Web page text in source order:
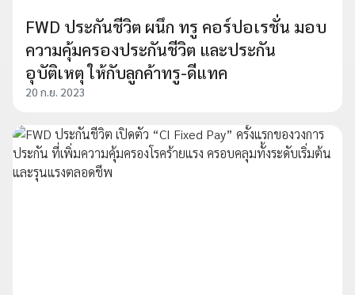
FWD ประกันชีวิต ผนึก ทรู คอร์ปอเรชั่น มอบ
ความคุ้มครองประกันชีวิต และประกัน
อุบัติเหตุ ให้กับลูกค้าทรู-ดีแทค
20 ก.ย. 2023